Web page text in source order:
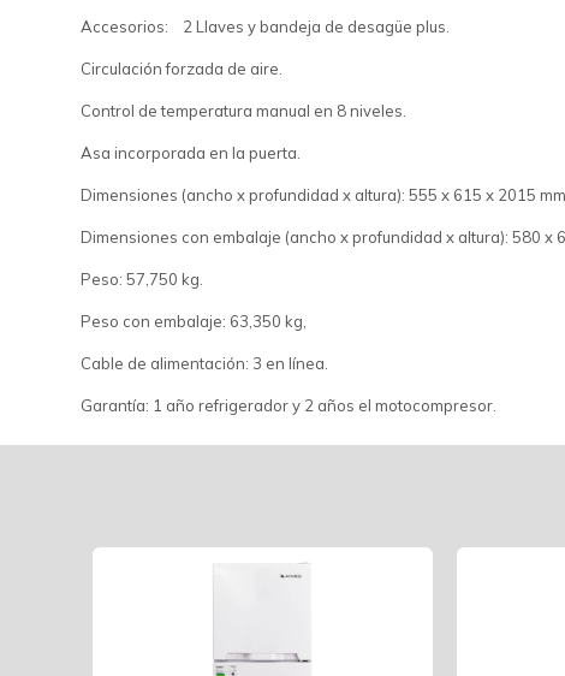
Accesorios: 2 Llaves y bandeja de desagüe plus.
Circulación forzada de aire.
Control de temperatura manual en 8 niveles.
Asa incorporada en la puerta.
Dimensiones (ancho x profundidad x altura): 555 x 615 x 2015 mm.
Dimensiones con embalaje (ancho x profundidad x altura): 580 x
Peso: 57,750 kg.
Peso con embalaje: 63,350 kg,
Cable de alimentación: 3 en línea.
Garantía: 1 año refrigerador y 2 años el motocompresor.